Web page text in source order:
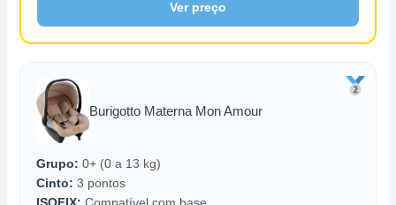
Ver preço
Burigotto Materna Mon Amour
Grupo: 0+ (0 a 13 kg)
Cinto: 3 pontos